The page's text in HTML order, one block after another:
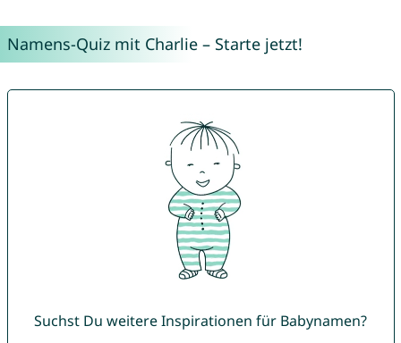
Namens-Quiz mit Charlie – Starte jetzt!
Suchst Du weitere Inspirationen für Babynamen?